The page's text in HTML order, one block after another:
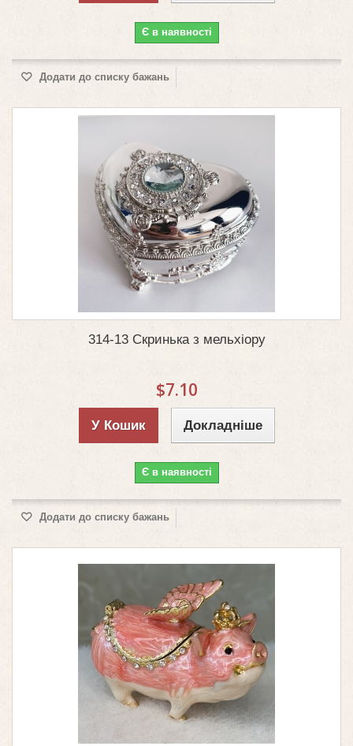
Є в наявності
Додати до списку бажань
314-13 Скринька з мельхіору
$7.10
У Кошик Докладніше
Є в наявності
Додати до списку бажань